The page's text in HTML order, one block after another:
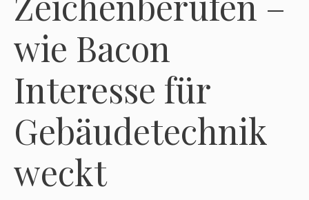
wie Bacon
Interesse für
Gebäudetechnik
weckt